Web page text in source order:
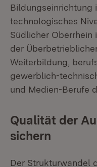
Bildungseinrichtung
technologisches
Südlicher Oberrhein
der
Weiterbildung,
gewerblich-
und Medien-Berufe
Qualität der
sichern
Der Strukturwandel